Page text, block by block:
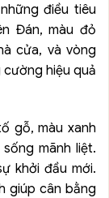
điều tiêu
Đán, màu đỏ
cửa, và vòng
hiệu quả
gỗ, màu xanh
mãnh liệt.
khởi đầu mới.
giúp cân bằng